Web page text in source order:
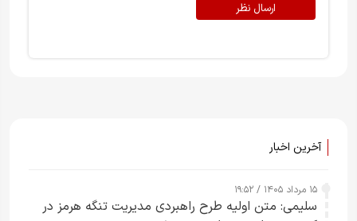
ارسال نظر
آخرین اخبار
۱۵ مرداد ۱۴۰۵ / ۱۹:۵۲
سلیمی: متن اولیه طرح راهبردی مدیریت تنگه هرمز در